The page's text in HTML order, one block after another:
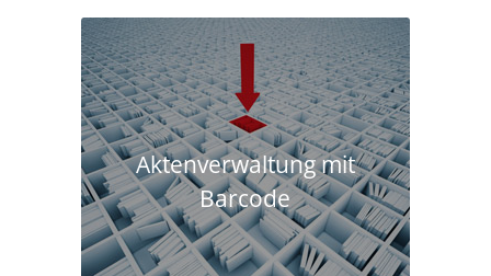
Aktenverwaltung mit
Barcode